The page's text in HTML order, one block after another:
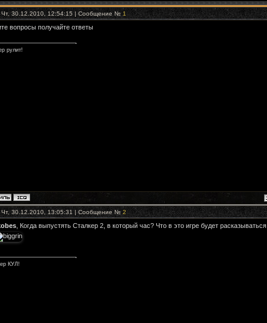
Чт, 30.12.2010, 12:54:15 | Сообщение № 1
вопросы получайте ответы
рулит!
Чт, 30.12.2010, 13:05:31 | Сообщение № 2
, Когда выпустять Сталкер 2, в который час? Что в это игре будет расказываться
КУЛ!